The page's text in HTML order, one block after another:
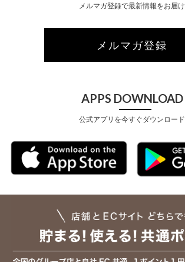
メルマガ登録で最新情報をお届け
メルマガ登録
APPS DOWNLOAD
公式アプリを今すぐダウンロード